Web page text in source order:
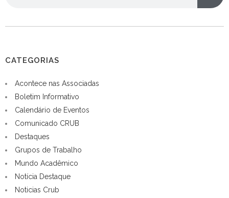
CATEGORIAS
Acontece nas Associadas
Boletim Informativo
Calendário de Eventos
Comunicado CRUB
Destaques
Grupos de Trabalho
Mundo Acadêmico
Notícia Destaque
Noticias Crub